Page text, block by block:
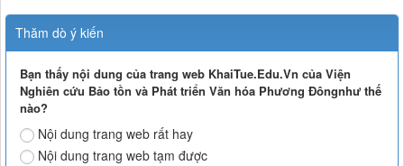
Thăm dò ý kiến
Bạn thấy nội dung của trang web KhaiTue.Edu.Vn của Viện
Nghiên cứu Bảo tồn và Phát triển Văn hóa Phương Đôngnhư thế
nào?
Nội dung trang web rất hay
Nội dung trang web tạm được